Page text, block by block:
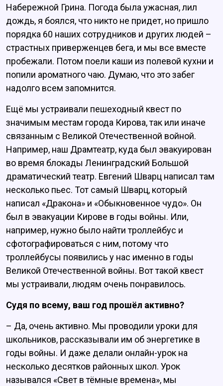
Набережной Грина. Погода была ужасная, лил
дождь, я боялся, что никто не придет, но пришло
порядка 60 наших сотрудников и других людей –
страстных приверженцев бега, и мы все вместе
пробежали. Потом поели каши из полевой кухни и
попили ароматного чаю. Думаю, что это забег
надолго всем запомнится.
Ещё мы устраивали пешеходный квест по
значимым местам города Кирова, так или иначе
связанным с Великой Отечественной войной.
Например, наш Драмтеатр, куда был эвакуирован
во время блокады Ленинградский Большой
драматический театр. Евгений Шварц написал там
несколько пьес. Тот самый Шварц, который
написал «Дракона» и «Обыкновенное чудо». Он
был в эвакуации Кирове в годы войны. Или,
например, нужно было найти троллейбус и
сфотографироваться с ним, потому что
троллейбусы появились у нас именно в годы
Великой Отечественной войны. Вот такой квест
мы устраивали, людям очень понравилось.
Судя по всему, ваш год прошёл активно?
– Да, очень активно. Мы проводили уроки для
школьников, рассказывали им об энергетике в
годы войны. И даже делали онлайн-урок на
несколько десятков районных школ. Урок
назывался «Свет в тёмные времена», мы